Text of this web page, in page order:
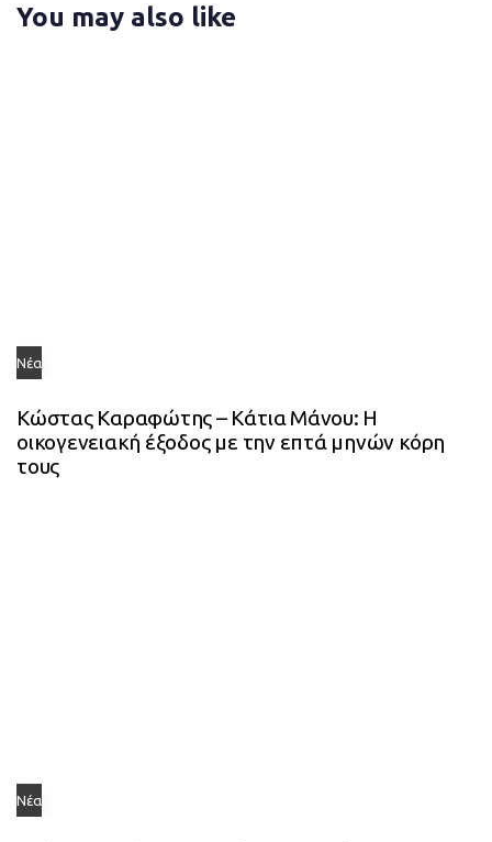
e
c
You may also like
Νέα
Κώστας Καραφώτης – Κάτια Μάνου: Η
οικογενειακή έξοδος με την επτά μηνών κόρη
τους
Νέα